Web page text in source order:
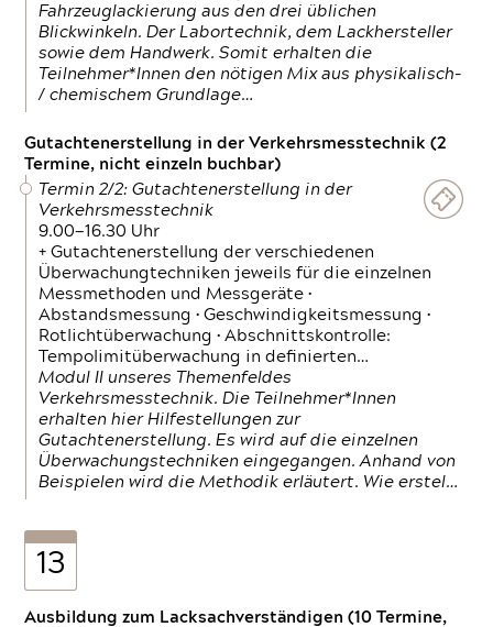
Fahrzeuglackierung aus den drei üblichen
Blickwinkeln. Der Labortechnik, dem Lackhersteller
sowie dem Handwerk. Somit erhalten die
Teilnehmer*Innen den nötigen Mix aus physikalisch-
/ chemischem Grundlage…
Gutachtenerstellung in der Verkehrsmesstechnik (2
Termine, nicht einzeln buchbar)
Termin 2/2: Gutachtenerstellung in der
Verkehrsmesstechnik
9.00—16.30 Uhr
+ Gutachtenerstellung der verschiedenen
Überwachungtechniken jeweils für die einzelnen
Messmethoden und Messgeräte •
Abstandsmessung • Geschwindigkeitsmessung •
Rotlichtüberwachung • Abschnittskontrolle:
Tempolimitüberwachung in definierten…
Modul II unseres Themenfeldes
Verkehrsmesstechnik. Die Teilnehmer*Innen
erhalten hier Hilfestellungen zur
Gutachtenerstellung. Es wird auf die einzelnen
Überwachungstechniken eingegangen. Anhand von
Beispielen wird die Methodik erläutert. Wie erstel…
13
Ausbildung zum Lacksachverständigen (10 Termine,